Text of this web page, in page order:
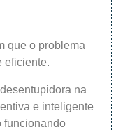
que o problema
eficiente.
na
e inteligente
funcionando